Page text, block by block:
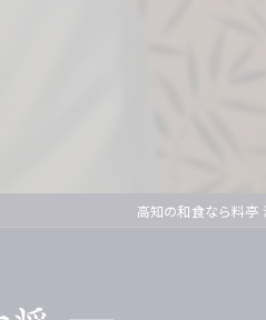
接待
高知の和食なら料亭